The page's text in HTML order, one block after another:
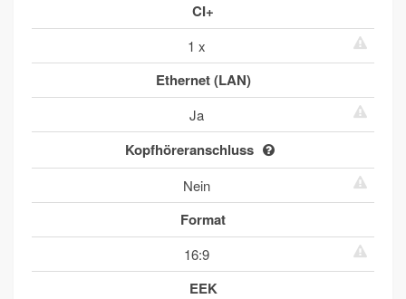
CI+
1 x
Ethernet (LAN)
Ja
Kopfhöreranschluss
Nein
Format
16:9
EEK